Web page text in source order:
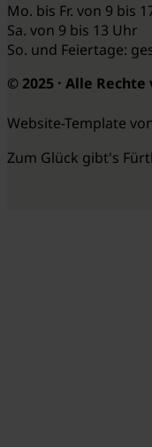
Mo. bis Fr. von 9 bis
Sa. von 9 bis 13 Uhr
So. und Feiertage:
© 2025 · Alle
Website-Template
Zum Glück gibt's